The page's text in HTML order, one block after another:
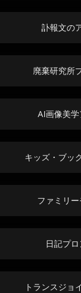
訃報文の
廃棄研究所
AI画像美
キッズ・ブッ
ファミリ
日記プロ
トランスジョ